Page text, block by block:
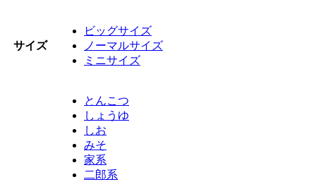
サイズ
ビッグサイズ
ノーマルサイズ
ミニサイズ
とんこつ
しょうゆ
しお
みそ
家系
二郎系